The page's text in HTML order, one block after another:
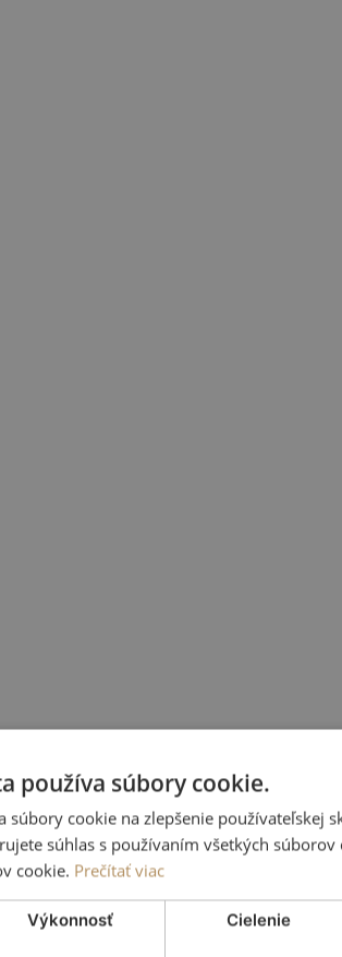
Líščie údolie 43
používa súbory cookie.
súbory cookie na zlepšenie používateľskej
súhlas s používaním všetkých súborov
cookie. Prečítať viac
Výkonnosť Cielenie